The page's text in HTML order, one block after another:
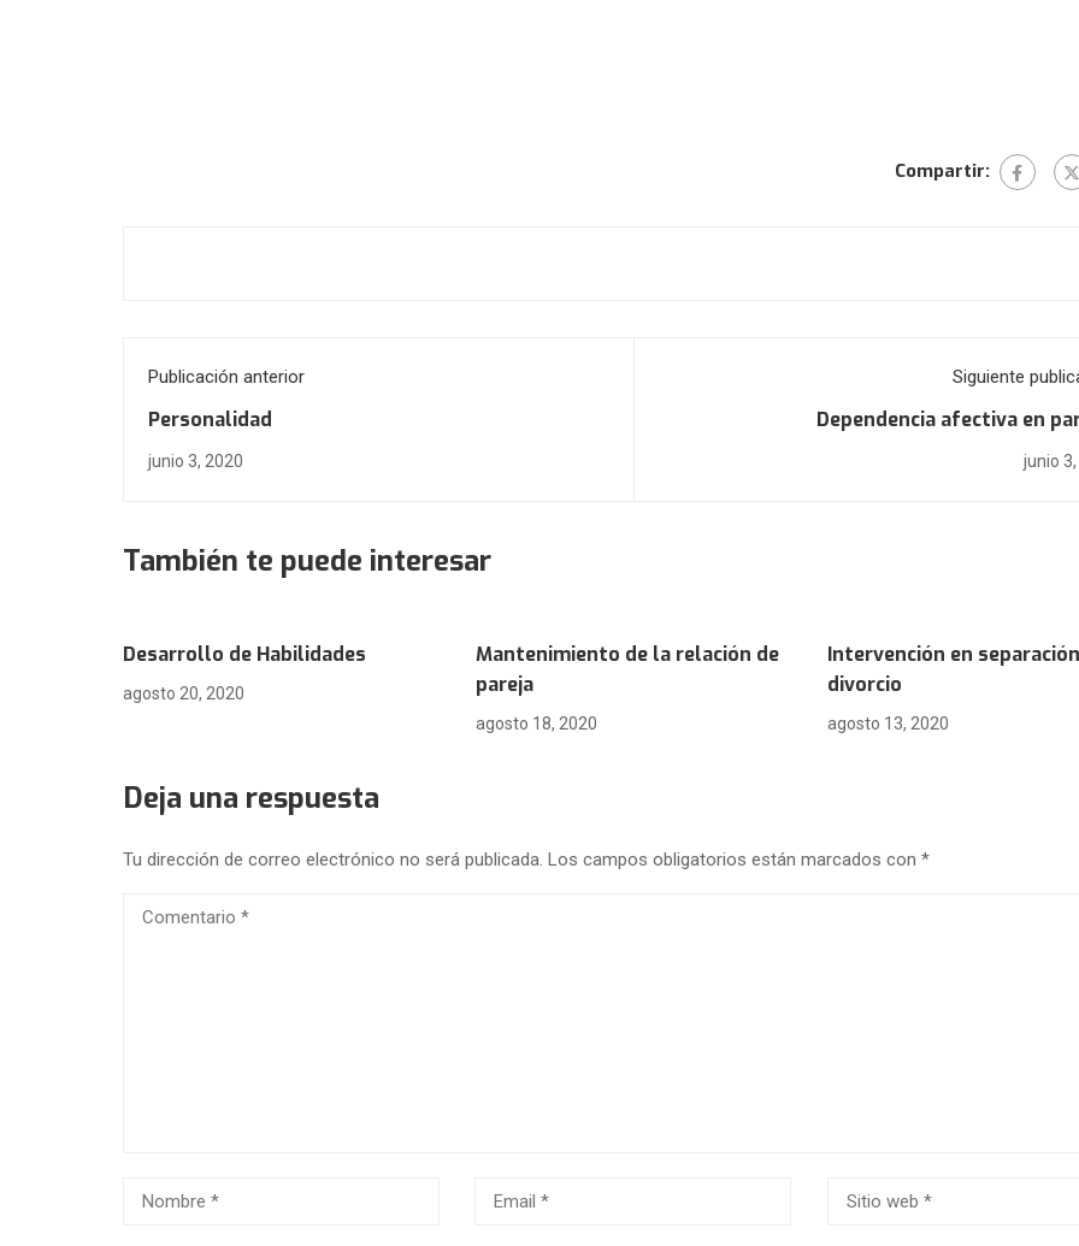
Compartir:
Publicación anterior
Personalidad
junio 3, 2020
Siguiente
Dependencia afectiva en
junio
También te puede interesar
Desarrollo de Habilidades
agosto 20, 2020
Mantenimiento de la relación de
pareja
agosto 18, 2020
Intervención en
divorcio
agosto 13, 2020
Deja una respuesta
Tu dirección de correo electrónico no será publicada. Los campos obligatorios están marcados con *